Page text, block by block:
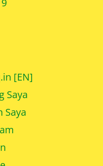
Saya
Saya